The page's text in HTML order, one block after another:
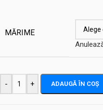
MĂRIME
- + ADAUGĂ ÎN COȘ